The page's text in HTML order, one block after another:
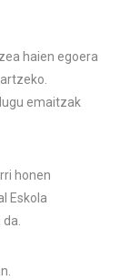
haien egoera
emaitzak
honen
Eskola